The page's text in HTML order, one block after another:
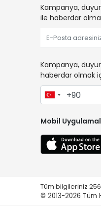
Kampanya,
ile haberdar
Kampanya,
haberdar olmak
Mobil
Tüm bilgileriniz
© 2013-2026 Tüm